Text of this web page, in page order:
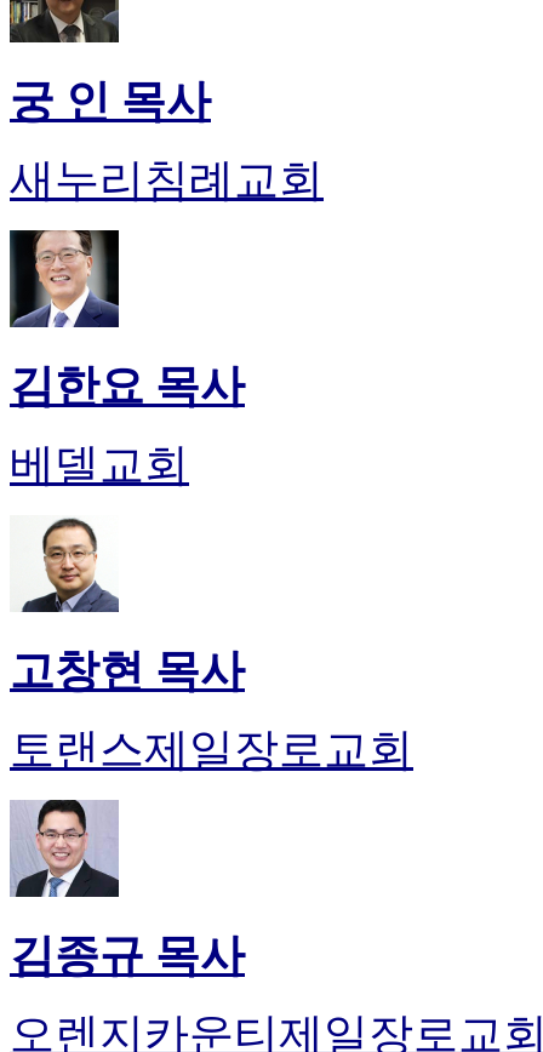
궁 인 목사
새누리침례교회
김한요 목사
베델교회
고창현 목사
토랜스제일장로교회
김종규 목사
오렌지카운티제일장로교